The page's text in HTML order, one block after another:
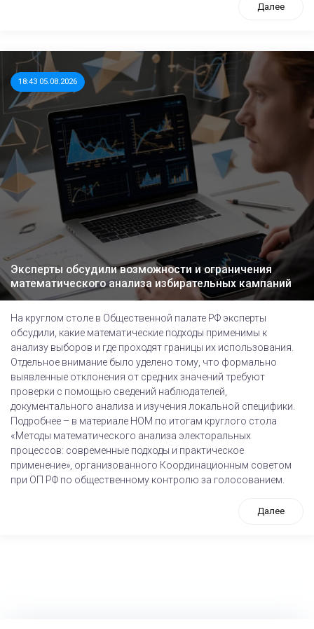
Далее
18:43 05.08.2026
Эксперты обсудили возможности и ограничения
математического анализа избирательных кампаний
На круглом столе в Общественной палате РФ эксперты
обсудили, какие математические подходы применимы к
анализу выборов и где проходят границы их использования.
Отдельное внимание было уделено тому, что формально
выявленные отклонения от средних значений требуют
проверки с помощью сведений наблюдателей,
документального анализа и изучения локальной специфики.
Подробнее – в материале НОМ по итогам круглого стола
«Методы математического анализа электоральных
процессов: современные подходы и практическое
применение», организованного Координационным советом
при ОП РФ по общественному контролю за голосованием.
Далее